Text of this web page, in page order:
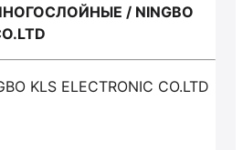
/ NINGBO
KLS ELECTRONIC CO.LTD